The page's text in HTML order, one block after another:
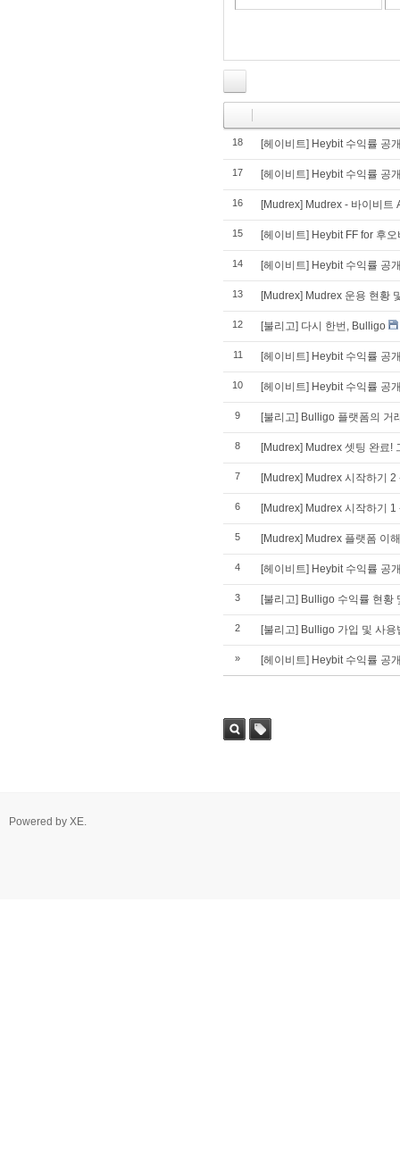
18 [헤이비트] Heybit 수익률 공
17 [헤이비트] Heybit 수익률 공
16 [Mudrex] Mudrex - 바이비트
15 [헤이비트] Heybit FF for 후
14 [헤이비트] Heybit 수익률 공
13 [Mudrex] Mudrex 운용 현황
12 [불리고] 다시 한번, Bulligo
11 [헤이비트] Heybit 수익률 공
10 [헤이비트] Heybit 수익률 공
9 [불리고] Bulligo 플랫폼의 거
8 [Mudrex] Mudrex 셋팅 완료!
7 [Mudrex] Mudrex 시작하기
6 [Mudrex] Mudrex 시작하기 1
5 [Mudrex] Mudrex 플랫폼 이
4 [헤이비트] Heybit 수익률 공
3 [불리고] Bulligo 수익률 현황
2 [불리고] Bulligo 가입 및 사용
» [헤이비트] Heybit 수익률 공
Powered by XE.